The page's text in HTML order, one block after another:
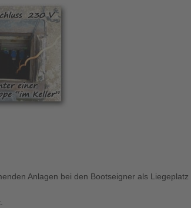
Anlagen bei den Bootseigner als